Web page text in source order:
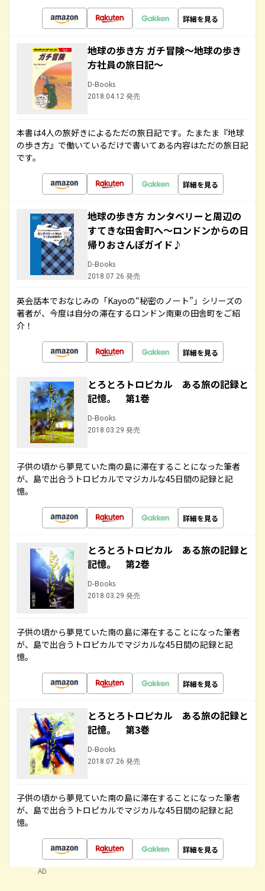
詳細を見る
地球の歩き方 ガチ冒険～地球の歩き
方社員の旅日記～
D-Books
2018.04.12 発売
本書は4人の旅好きによるただの旅日記です。たまたま『地球
の歩き方』で働いているだけで書いてある内容はただの旅日記
です。
詳細を見る
地球の歩き方 カンタベリーと周辺の
すてきな田舎町へ～ロンドンからの日
帰りおさんぽガイド♪
D-Books
2018.07.26 発売
英会話本でおなじみの「Kayoの“秘密のノート”」シリーズの
著者が、今度は自分の滞在するロンドン南東の田舎町をご紹
介！
詳細を見る
とろとろトロピカル ある旅の記録と
記憶。 第1巻
D-Books
2018.03.29 発売
子供の頃から夢見ていた南の島に滞在することになった筆者
が、島で出合うトロピカルでマジカルな45日間の記録と記
憶。
詳細を見る
とろとろトロピカル ある旅の記録と
記憶。 第2巻
D-Books
2018.03.29 発売
子供の頃から夢見ていた南の島に滞在することになった筆者
が、島で出合うトロピカルでマジカルな45日間の記録と記
憶。
詳細を見る
とろとろトロピカル ある旅の記録と
記憶。 第3巻
D-Books
2018.07.26 発売
子供の頃から夢見ていた南の島に滞在することになった筆者
が、島で出合うトロピカルでマジカルな45日間の記録と記
憶。
詳細を見る
AD